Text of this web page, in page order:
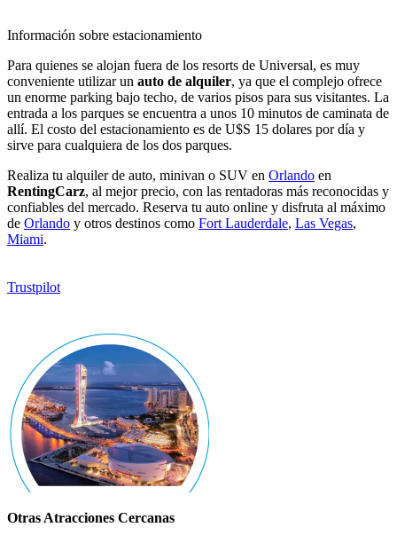
Información sobre estacionamiento
Para quienes se alojan fuera de los resorts de Universal, es muy
conveniente utilizar un auto de alquiler, ya que el complejo ofrece
un enorme parking bajo techo, de varios pisos para sus visitantes. La
entrada a los parques se encuentra a unos 10 minutos de caminata de
allí. El costo del estacionamiento es de U$S 15 dolares por día y
sirve para cualquiera de los dos parques.
Realiza tu alquiler de auto, minivan o SUV en Orlando en
RentingCarz, al mejor precio, con las rentadoras más reconocidas y
confiables del mercado. Reserva tu auto online y disfruta al máximo
de Orlando y otros destinos como Fort Lauderdale, Las Vegas,
Miami.
Trustpilot
Otras Atracciones Cercanas